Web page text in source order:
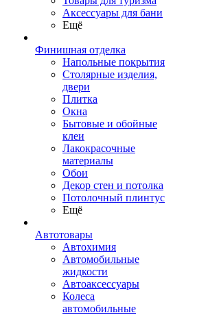
Аксессуары для бани
Ещё
Финишная отделка
Напольные покрытия
Столярные изделия,
двери
Плитка
Окна
Бытовые и обойные
клеи
Лакокрасочные
материалы
Обои
Декор стен и потолка
Потолочный плинтус
Ещё
Автотовары
Автохимия
Автомобильные
жидкости
Автоаксессуары
Колеса
автомобильные